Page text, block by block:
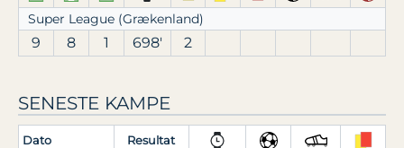
Super League (Grækenland)
9 8 1 698′ 2
SENESTE KAMPE
Dato Resultat